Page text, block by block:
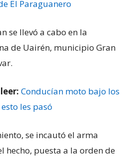
El Paraguanero
se llevó a cabo en la
de Uairén, municipio Gran
Conducían moto bajo los
les pasó
se incautó el arma
hecho, puesta a la orden de